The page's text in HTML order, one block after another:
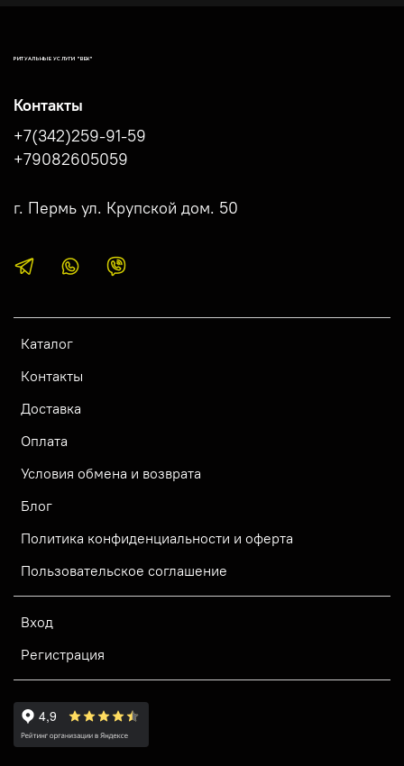
РИТУАЛЬНЫЕ УСЛУГИ "ВЕК"
Каталог
Контакты
Доставка
Оплата
Условия обмена и возврата
Блог
Политика конфиденциальности и оферта
Пользовательское соглашение
Вход
Регистрация
Контакты
+7(342)259-91-59
+79082605059
г. Пермь ул. Крупской дом. 50